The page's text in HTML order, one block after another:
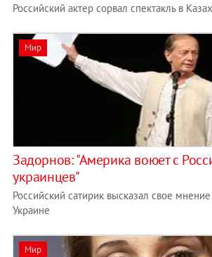
Российский актер сорвал спектакль в
Мир
Задорнов: "Америка воюет с
украинцев"
Российский сатирик высказал свое
Украине
Мир